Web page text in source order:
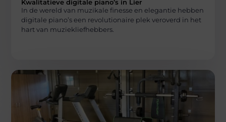
Kwalitatieve digitale piano’s in Lier
In de wereld van muzikale finesse en elegantie hebben
digitale piano’s een revolutionaire plek veroverd in het
hart van muziekliefhebbers.